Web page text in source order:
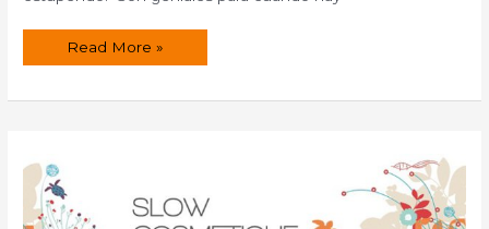
Pastillas
el
Read More »